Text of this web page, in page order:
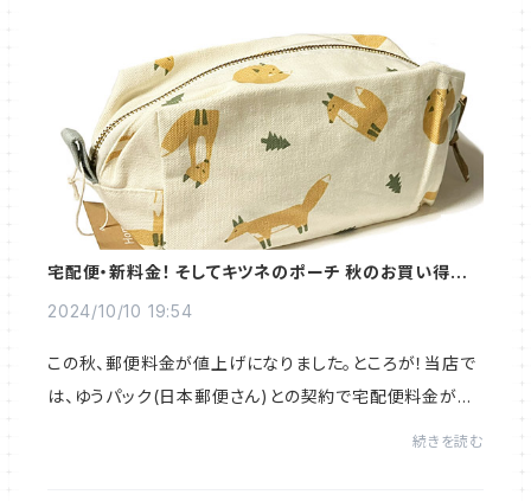
宅配便・新料金！ そしてキツネのポーチ 秋のお買い得価
2024/10/10 19:54
この秋、郵便料金が値上げになりました。ところが！当店で
は、ゆうパック(日本郵便さん)との契約で宅配便料金が値
続きを読む